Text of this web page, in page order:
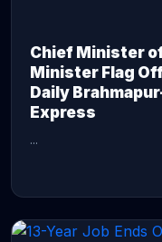
Chief Minister
Minister Flag
Daily
Express
...